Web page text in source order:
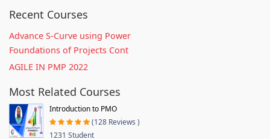
Recent Courses
Advance S-Curve using Power
Foundations of Projects Cont
AGILE IN PMP 2022
Most Related Courses
Introduction to PMO
(128 Reviews )
1231 Student